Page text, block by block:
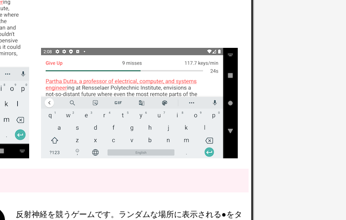
反射神経を競うゲームです。ランダムな場所に表示される●をタ